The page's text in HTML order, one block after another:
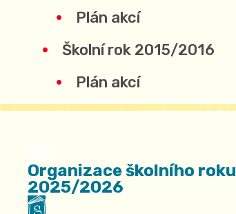
Plán akcí
Školní rok 2015/2016
Plán akcí
Organizace školního roku
2025/2026